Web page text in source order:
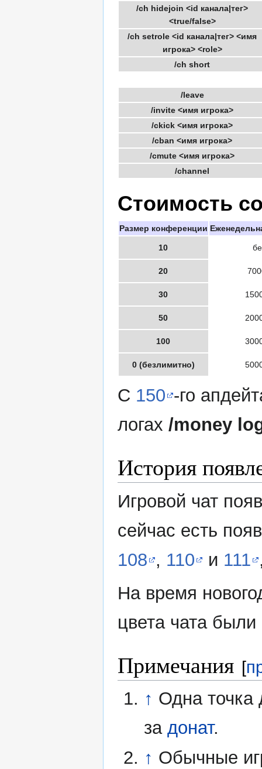
/ch hidejoin <id канала|тег>
<true/false>
/ch setrole <id канала|тег> <имя
игрока> <role>
/ch short
/leave
/invite <имя игрока>
/ckick <имя игрока>
/cban <имя игрока>
/cmute <имя игрока>
/channel
Стоимость
Размер конференции
10
20
30
50
100
0 (безлимитно)
С 150 -го
логах /money
История
Игровой чат
сейчас есть
108 , 110 и 111
На время
цвета чата
Примечания [
↑ Одна точка
за донат.
↑ Обычные